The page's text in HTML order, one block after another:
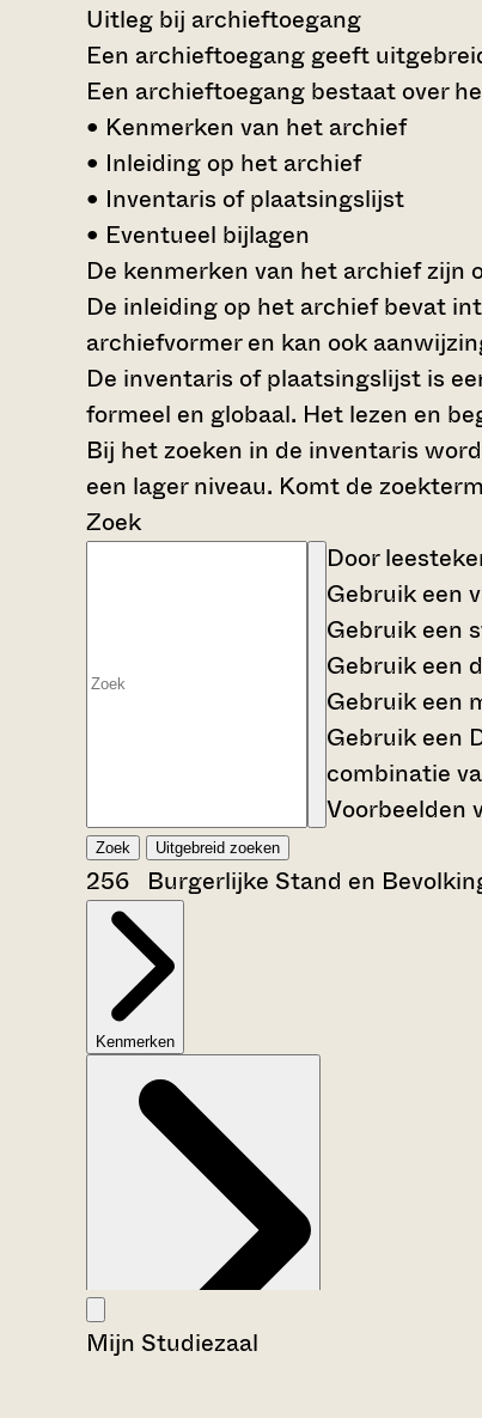
Uitleg bij archieftoegang
Een archieftoegang geeft
Een archieftoegang bestaat over
• Kenmerken van het archief
• Inleiding op het archief
• Inventaris of plaatsingslijst
• Eventueel bijlagen
De kenmerken van het archief zijn
De inleiding op het archief bevat
archiefvormer en kan ook
De inventaris of plaatsingslijst is
formeel en globaal. Het lezen en
Bij het zoeken in de inventaris
een lager niveau. Komt de
Zoek
Door
Gebruik een
Gebruik een
Gebruik een
Gebruik een
Gebruik een
combinatie
Voorbeelden
Zoek Uitgebreid zoeken
256 Burgerlijke Stand en
Kenmerken
Mijn Studiezaal